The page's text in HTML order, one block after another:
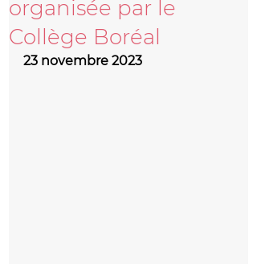
organisée par le
Collège Boréal
23 novembre 2023